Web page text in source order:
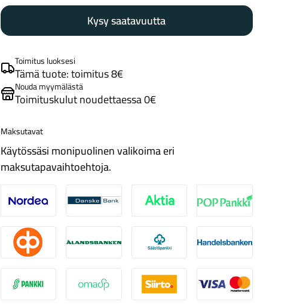
Renkaat Komponentit
Kysy saatavuutta
Toimitus luoksesi
Tämä tuote: toimitus 8€
Nouda myymälästä
Toimituskulut noudettaessa 0€
Maksutavat
Käytössäsi monipuolinen valikoima eri
maksutapavaihtoehtoja.
Nordea Danske Aktia Pop-pankki
Osuuspankki Ålandsbanken Säästöpankki Handelsbanken
S-Pankki Omasp Siirto Visa & Mastercard